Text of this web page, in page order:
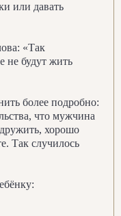
или давать
«Так
не будут жить
более подробно:
что мужчина
хорошо
Так случилось